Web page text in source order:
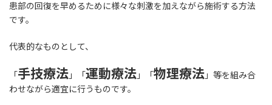
患部の回復を早めるために様々な刺激を加えながら施術する方法
です。
代表的なものとして、
「手技療法 」「運動療法 」「物理療法 」等を組み合
わせながら適宜に行うものです。